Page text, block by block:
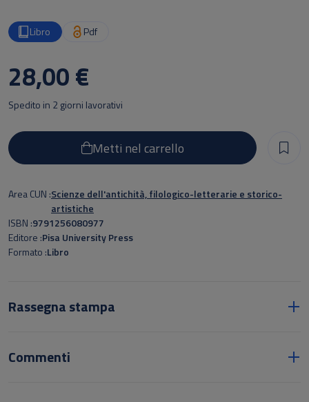
queste abbiano influenzato la successiva tradizione giuridica
fino ad arrivare ai giorni nostri.
Libro Pdf
28,00 €
Metti nel carrello
Spedito in 2 giorni lavorativi
Area CUN Scienze dell'antichità, filologico-letterarie e storico-
artistiche
ISBN 9791256080977
Editore Pisa University Press
Formato Libro
Rassegna stampa
Commenti